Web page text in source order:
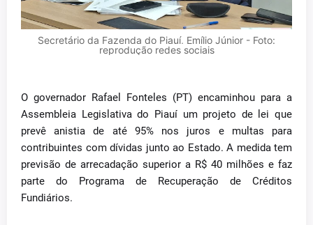
Secretário da Fazenda do Piauí, Emílio Júnior - Foto:
reprodução redes sociais
O governador Rafael Fonteles (PT) encaminhou para a
Assembleia Legislativa do Piauí um projeto de lei que
prevê anistia de até 95% nos juros e multas para
contribuintes com dívidas junto ao Estado. A medida tem
previsão de arrecadação superior a R$ 40 milhões e faz
parte do Programa de Recuperação de Créditos
Fundiários.